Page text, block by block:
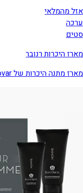
אזל מהמלאי
ערכה
סטים
מארז היכרות רנובר
מארז מתנה היכרות של Renovar